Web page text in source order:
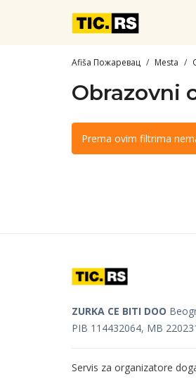
Afiša Пожаревац Mesta
Obrazovni
Prema ovim filtrima
ZURKA CE BITI DOO
PIB 114432064, MB
Servis za organizatore